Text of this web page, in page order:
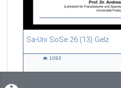
Sa-Uni SoSe 26 (13) Gelz
55:13 duration
1093